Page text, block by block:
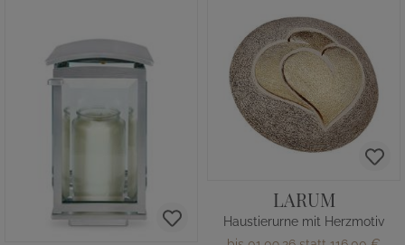
LARUM
Haustierurne mit Herzmotiv